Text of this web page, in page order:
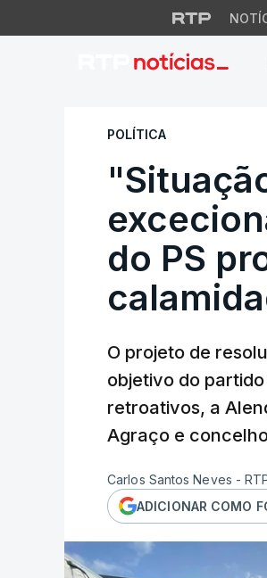
POLÍTICA
do PS
O projeto de
objetivo do
retroativos, a
Agraço e
Carlos Santos Neves -
ADICIONAR COMO